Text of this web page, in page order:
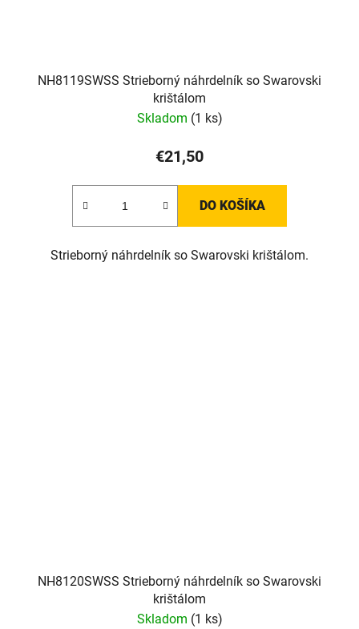
NH8119SWSS Strieborný náhrdelník so Swarovski
krištálom
Skladom (1 ks)
€21,50
DO KOŠÍKA
Strieborný náhrdelník so Swarovski krištálom.
NH8120SWSS Strieborný náhrdelník so Swarovski
krištálom
Skladom (1 ks)